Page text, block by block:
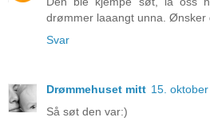
drømmer laaangt unna. Ønsker
Svar
Drømmehuset mitt 15.
Så søt den var:)